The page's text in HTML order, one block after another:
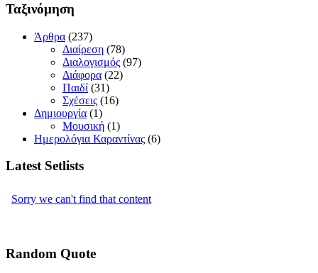
Ταξινόμηση
Άρθρα (237)
Διαίρεση (78)
Διαλογισμός (97)
Διάφορα (22)
Παιδί (31)
Σχέσεις (16)
Δημιουργία (1)
Μουσική (1)
Ημερολόγια Καραντίνας (6)
Latest Setlists
Random Quote